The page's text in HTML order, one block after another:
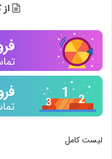
لیست کامل